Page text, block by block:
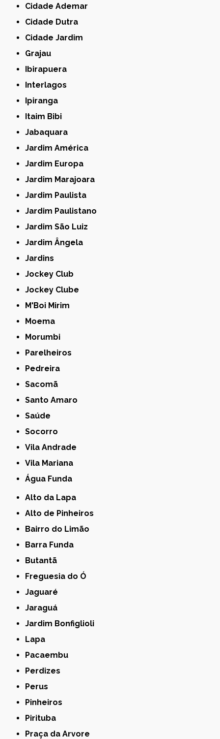
Cidade Ademar
Cidade Dutra
Cidade Jardim
Grajau
Ibirapuera
Interlagos
Ipiranga
Itaim Bibi
Jabaquara
Jardim América
Jardim Europa
Jardim Marajoara
Jardim Paulista
Jardim Paulistano
Jardim São Luiz
Jardim Ângela
Jardins
Jockey Club
Jockey Clube
M'Boi Mirim
Moema
Morumbi
Parelheiros
Pedreira
Sacomã
Santo Amaro
Saúde
Socorro
Vila Andrade
Vila Mariana
Água Funda
Alto da Lapa
Alto de Pinheiros
Bairro do Limão
Barra Funda
Butantã
Freguesia do Ó
Jaguaré
Jaraguá
Jardim Bonfiglioli
Lapa
Pacaembu
Perdizes
Perus
Pinheiros
Pirituba
Praça da Arvore